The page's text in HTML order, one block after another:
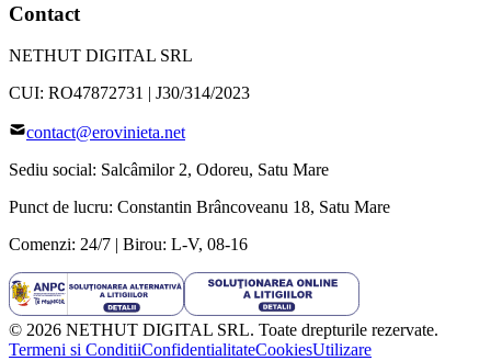
Contact
NETHUT DIGITAL SRL
CUI: RO47872731 | J30/314/2023
contact@erovinieta.net
Sediu social: Salcâmilor 2, Odoreu, Satu Mare
Punct de lucru: Constantin Brâncoveanu 18, Satu Mare
Comenzi: 24/7 | Birou: L-V, 08-16
© 2026 NETHUT DIGITAL SRL. Toate drepturile rezervate.
Termeni si ConditiiConfidentialitateCookiesUtilizare